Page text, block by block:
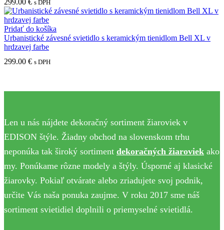
299.00 € s DPH
Pridať do košíka
Urbanistické závesné svietidlo s keramickým tienidlom Bell XL v
hrdzavej farbe
299.00 € s DPH
Len u nás nájdete dekoračný sortiment žiaroviek v
EDISON štýle. Žiadny obchod na slovenskom trhu
neponúka tak široký sortiment dekoračných žiaroviek ako
my. Ponúkame rôzne modely a štýly. Úsporné aj klasické
žiarovky. Pokiaľ otvárate alebo zriadujete svoj podnik,
určite Vás naša ponuka zaujme. V roku 2017 sme náš
sortiment svietidiel doplnili o priemyselné svietidlá.